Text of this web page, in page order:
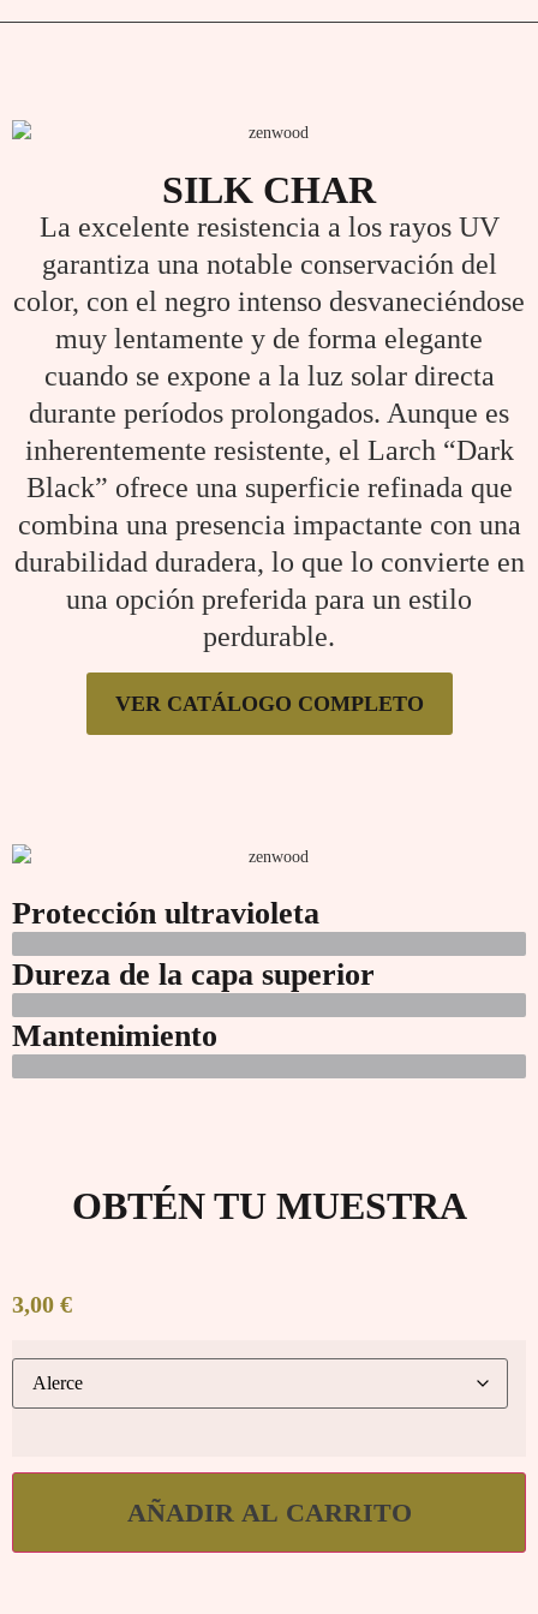
SILK CHAR
La excelente resistencia a los rayos UV
garantiza una notable conservación del
color, con el negro intenso desvaneciéndose
muy lentamente y de forma elegante
cuando se expone a la luz solar directa
durante períodos prolongados. Aunque es
inherentemente resistente, el Larch “Dark
Black” ofrece una superficie refinada que
combina una presencia impactante con una
durabilidad duradera, lo que lo convierte en
una opción preferida para un estilo
perdurable.
VER CATÁLOGO COMPLETO
Protección ultravioleta
Dureza de la capa superior
Mantenimiento
OBTÉN TU MUESTRA
3,00 €
AÑADIR AL CARRITO